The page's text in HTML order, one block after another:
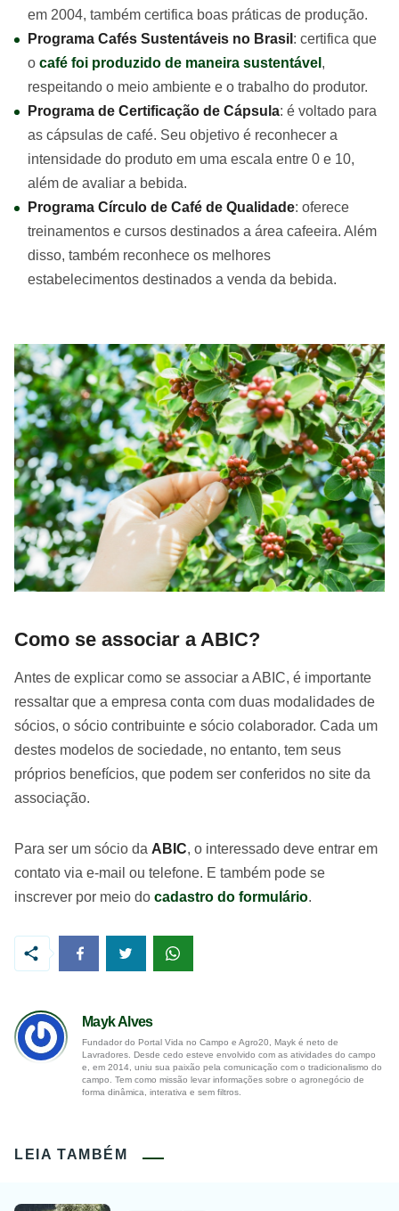
em 2004, também certifica boas práticas de produção.
Programa Cafés Sustentáveis no Brasil : certifica que
o café foi produzido de maneira sustentável ,
respeitando o meio ambiente e o trabalho do produtor.
Programa de Certificação de Cápsula: é voltado para
as cápsulas de café. Seu objetivo é reconhecer a
intensidade do produto em uma escala entre 0 e 10,
além de avaliar a bebida.
Programa Círculo de Café de Qualidade: oferece
treinamentos e cursos destinados a área cafeeira. Além
disso, também reconhece os melhores
estabelecimentos destinados a venda da bebida.
Como se associar a ABIC?
Antes de explicar como se associar a ABIC, é importante
ressaltar que a empresa conta com duas modalidades de
sócios, o sócio contribuinte e sócio colaborador. Cada um
destes modelos de sociedade, no entanto, tem seus
próprios benefícios, que podem ser conferidos no site da
associação.
Para ser um sócio da ABIC, o interessado deve entrar em
contato via e-mail ou telefone. E também pode se
inscrever por meio do cadastro do formulário.
Mayk Alves
Fundador do Portal Vida no Campo e Agro20, Mayk é neto de
Lavradores. Desde cedo esteve envolvido com as atividades do campo
e, em 2014, uniu sua paixão pela comunicação com o tradicionalismo do
campo. Tem como missão levar informações sobre o agronegócio de
forma dinâmica, interativa e sem filtros.
LEIA TAMBÉM